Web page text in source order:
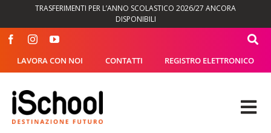
contenuto
TRASFERIMENTI PER L’ANNO SCOLASTICO 2026/27 ANCORA
DISPONIBILI
LAVORA CON NOI CONTATTI REGISTRO ELETTRONICO